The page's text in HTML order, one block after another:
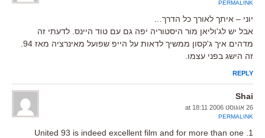
PERMALINK
יוני – איתך לאורך כל הדרך…
אבל יש לג'וליאן מור היסטוריה יפה גם עם טוד היינס. לדעתי זה
זה הישג בפני עצמו.
REPLY
Shai
26 אוגוסט 2006 at 18:11
PERMALINK
1. United 93 is indeed excellent film and for more than one